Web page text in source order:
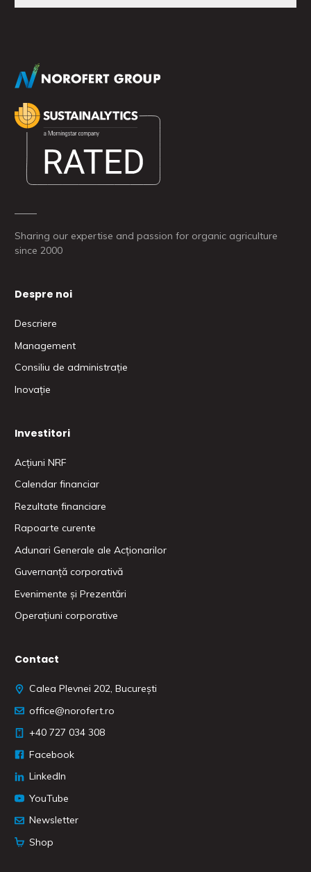
Sharing our expertise and passion for organic agriculture
since 2000
Despre noi
Descriere
Management
Consiliu de administrație
Inovație
Investitori
Acțiuni NRF
Calendar financiar
Rezultate financiare
Rapoarte curente
Adunari Generale ale Acționarilor
Guvernanță corporativă
Evenimente și Prezentări
Operațiuni corporative
Contact
Calea Plevnei 202, București
office@norofert.ro
‭+40 727 034 308
Facebook
LinkedIn
YouTube
Newsletter
Shop